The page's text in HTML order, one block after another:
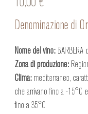
Denominazione di
Nome del vino: BARBERA
Zona di produzione:
Clima: mediterraneo,
che arrivano fino a -15°C
fino a 35°C